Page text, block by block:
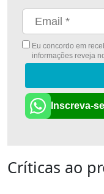
Eu concordo em
informações reveja
Inscreva-se
Críticas ao